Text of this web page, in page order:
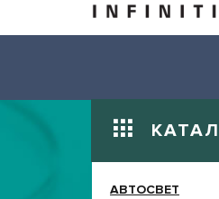
АВТОСВЕТ